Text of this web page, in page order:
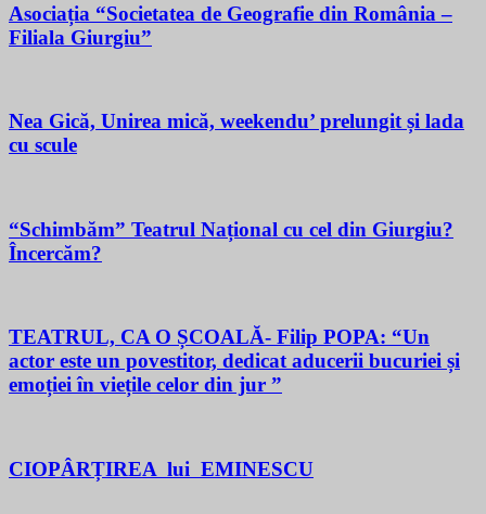
Asociația “Societatea de Geografie din România –
Filiala Giurgiu”
Nea Gică, Unirea mică, weekendu’ prelungit și lada
cu scule
“Schimbăm” Teatrul Național cu cel din Giurgiu?
Încercăm?
TEATRUL, CA O ȘCOALĂ- Filip POPA: “Un
actor este un povestitor, dedicat aducerii bucuriei și
emoției în viețile celor din jur ”
CIOPÂRȚIREA lui EMINESCU